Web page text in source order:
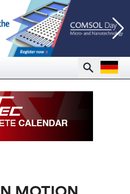
Search
Open